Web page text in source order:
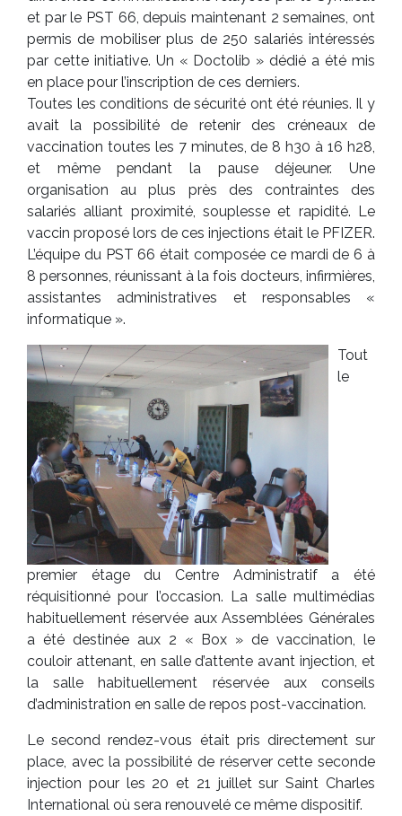
et par le PST 66, depuis maintenant 2 semaines, ont
permis de mobiliser plus de 250 salariés intéressés
par cette initiative. Un « Doctolib » dédié a été mis
en place pour l’inscription de ces derniers.
Toutes les conditions de sécurité ont été réunies. Il y
avait la possibilité de retenir des créneaux de
vaccination toutes les 7 minutes, de 8 h30 à 16 h28,
et même pendant la pause déjeuner. Une
organisation au plus près des contraintes des
salariés alliant proximité, souplesse et rapidité. Le
vaccin proposé lors de ces injections était le PFIZER.
L’équipe du PST 66 était composée ce mardi de 6 à
8 personnes, réunissant à la fois docteurs, infirmières,
assistantes administratives et responsables «
informatique ».
Tout
le
premier étage du Centre Administratif a été
réquisitionné pour l’occasion. La salle multimédias
habituellement réservée aux Assemblées Générales
a été destinée aux 2 « Box » de vaccination, le
couloir attenant, en salle d’attente avant injection, et
la salle habituellement réservée aux conseils
d’administration en salle de repos post-vaccination.
Le second rendez-vous était pris directement sur
place, avec la possibilité de réserver cette seconde
injection pour les 20 et 21 juillet sur Saint Charles
International où sera renouvelé ce même dispositif.